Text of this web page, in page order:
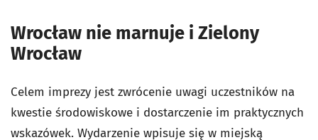
Wrocław nie marnuje i Zielony
Wrocław
Celem imprezy jest zwrócenie uwagi uczestników na
kwestie środowiskowe i dostarczenie im praktycznych
wskazówek. Wydarzenie wpisuje się w miejską